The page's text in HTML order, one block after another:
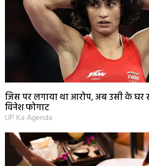
जिस पर लगाया था आरोप, अब उसी के घर
विनेश फोगाट
UP Ka Agenda